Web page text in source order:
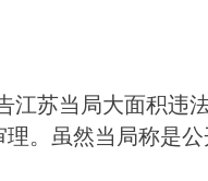
江苏当局大面积违
。虽然当局称是